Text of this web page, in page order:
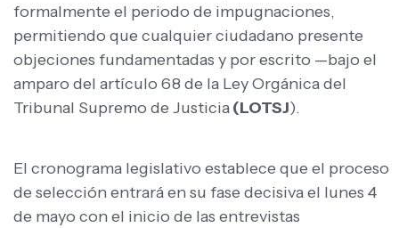
formalmente el periodo de impugnaciones,
permitiendo que cualquier ciudadano presente
objeciones fundamentadas y por escrito —bajo el
amparo del artículo 68 de la Ley Orgánica del
Tribunal Supremo de Justicia(LOTSJ).
El cronograma legislativo establece que el proceso
de selección entrará en su fase decisiva el lunes 4
de mayo con el inicio de las entrevistas